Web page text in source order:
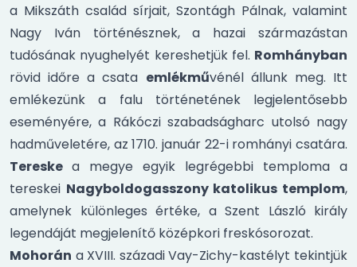
a Mikszáth család sírjait, Szontágh Pálnak, valamint
Nagy Iván történésznek, a hazai származástan
tudósának nyughelyét kereshetjük fel. Romhányban
rövid időre a csata emlékművénél állunk meg. Itt
emlékezünk a falu történetének legjelentősebb
eseményére, a Rákóczi szabadságharc utolsó nagy
hadműveletére, az 1710. január 22-i romhányi csatára.
Tereske a megye egyik legrégebbi temploma a
tereskei Nagyboldogasszony katolikus templom,
amelynek különleges értéke, a Szent László király
legendáját megjelenítő középkori freskósorozat.
Mohorán a XVIII. századi Vay-Zichy-kastélyt tekintjük